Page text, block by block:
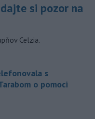
si pozor na
Celzia.
s
o pomoci